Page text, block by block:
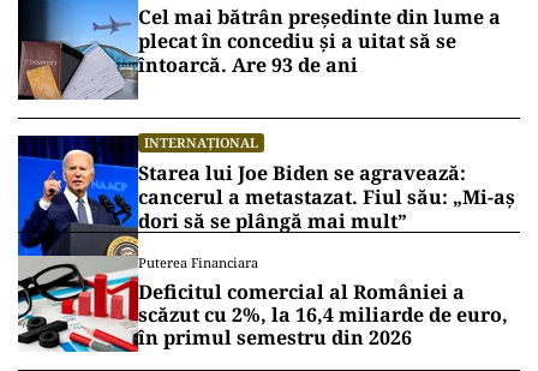
Cel mai bătrân președinte din lume a
plecat în concediu și a uitat să se
întoarcă. Are 93 de ani
INTERNAȚIONAL
Starea lui Joe Biden se agravează:
cancerul a metastazat. Fiul său: „Mi-aș
dori să se plângă mai mult”
Puterea Financiara
Deficitul comercial al României a
scăzut cu 2%, la 16,4 miliarde de euro,
în primul semestru din 2026